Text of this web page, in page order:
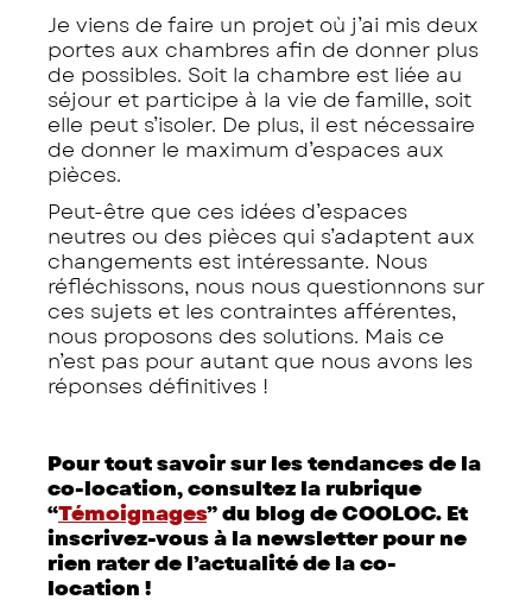
Je viens de faire un projet où j’ai mis deux
portes aux chambres afin de donner plus
de possibles. Soit la chambre est liée au
séjour et participe à la vie de famille, soit
elle peut s’isoler. De plus, il est nécessaire
de donner le maximum d’espaces aux
pièces.
Peut-être que ces idées d’espaces
neutres ou des pièces qui s’adaptent aux
changements est intéressante. Nous
réfléchissons, nous nous questionnons sur
ces sujets et les contraintes afférentes,
nous proposons des solutions. Mais ce
n’est pas pour autant que nous avons les
réponses définitives !
Pour tout savoir sur les tendances de la
co-location, consultez la rubrique
“Témoignages” du blog de COOLOC. Et
inscrivez-vous à la newsletter pour ne
rien rater de l’actualité de la co-
location !